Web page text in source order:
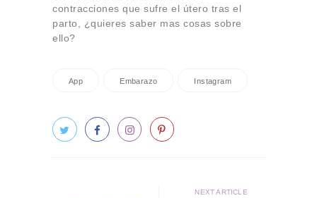
contracciones que sufre el útero tras el
parto, ¿quieres saber mas cosas sobre
ello?
App Embarazo Instagram
Next
NEXT ARTICLE